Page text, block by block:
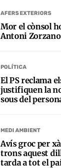
AFERS EXTERIORS
Mor el cònsol
Antoni Zorzano
POLÍTICA
El PS reclama
justifiquen la
sous del
MEDI AMBIENT
Avís groc per
trons aquest
tarda a tot el